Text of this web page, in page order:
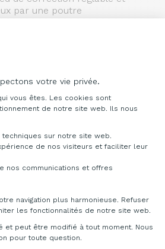
votre vie privée.
du Consentement :
vous êtes. Les cookies sont
de notre site web. Ils nous
sur notre site web.
de nos visiteurs et faciliter leur
nos communications et offres
navigation plus harmonieuse. Refuser
les fonctionnalités de notre site web.
et peut être modifié à tout moment. Nous
pour toute question.
consent
par une poutre
de 1400 à 2000 mm. La
est réalisée à travers des
deux structures
est peint avec des
de la structure électrique
tableau de commande vers
intégré ou d’un tableau de
où il est possible de
TECHNIQUES:
maximale : 625 /1275 mm du
du plateau;
up&down (déjà fourni);
sur demande, avec bouton
avec indication des tailles,